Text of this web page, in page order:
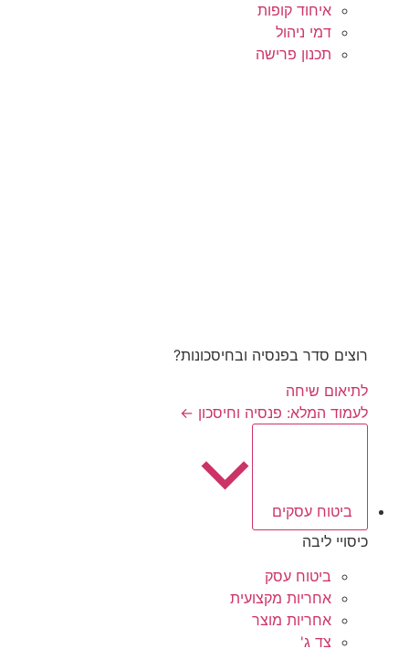
איחוד קופות
דמי ניהול
תכנון פרישה
רוצים סדר בפנסיה ובחיסכונות?
לתיאום שיחה
לעמוד המלא: פנסיה וחיסכון ←
ביטוח עסקים
כיסויי ליבה
ביטוח עסק
אחריות מקצועית
אחריות מוצר
צד ג'